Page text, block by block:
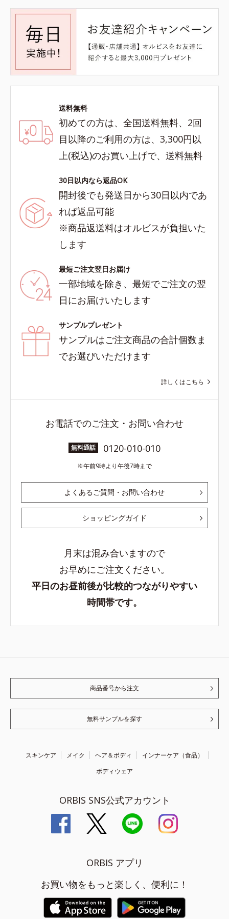
送料無料
初めての方は、全国送料無料、2回
目以降のご利用の方は、3,300円以
上(税込)のお買い上げで、送料無料
30日以内なら返品OK
開封後でも発送日から30日以内であ
れば返品可能
※商品返送料はオルビスが負担いた
します
最短ご注文翌日お届け
一部地域を除き、最短でご注文の翌
日にお届けいたします
サンプルプレゼント
サンプルはご注文商品の合計個数ま
でお選びいただけます
詳しくはこちら
お電話でのご注文・お問い合わせ
無料通話 0120-010-010
午前9時より午後7時まで
よくあるご質問・お問い合わせ
ショッピングガイド
月末は混み合いますので
お早めにご注文ください。
平日のお昼前後が比較的つながりやすい
時間帯です。
商品番号から注文
無料サンプルを探す
スキンケア メイク ヘア＆ボディ
インナーケア（食品）
ボディウェア
ORBIS SNS公式アカウント
ORBIS アプリ
お買い物をもっと楽しく、便利に！